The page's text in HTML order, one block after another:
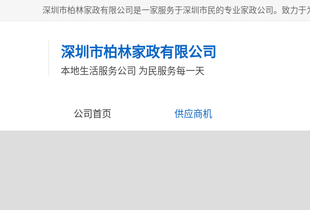
深圳市柏林家政有限公司
本地生活服务公司 为民服务每一天
公司首页 供应商机